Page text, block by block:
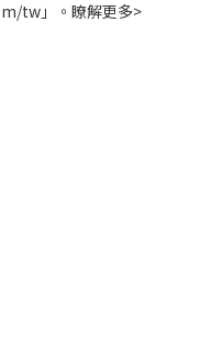
tw」。 瞭解更多>